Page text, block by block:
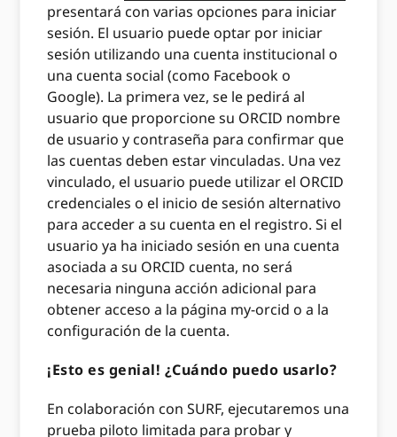
presentará con varias opciones para iniciar
sesión. El usuario puede optar por iniciar
sesión utilizando una cuenta institucional o
una cuenta social (como Facebook o
Google). La primera vez, se le pedirá al
usuario que proporcione su ORCID nombre
de usuario y contraseña para confirmar que
las cuentas deben estar vinculadas. Una vez
vinculado, el usuario puede utilizar el ORCID
credenciales o el inicio de sesión alternativo
para acceder a su cuenta en el registro. Si el
usuario ya ha iniciado sesión en una cuenta
asociada a su ORCID cuenta, no será
necesaria ninguna acción adicional para
obtener acceso a la página my-orcid o a la
configuración de la cuenta.
¡Esto es genial! ¿Cuándo puedo usarlo?
En colaboración con SURF, ejecutaremos una
prueba piloto limitada para probar y